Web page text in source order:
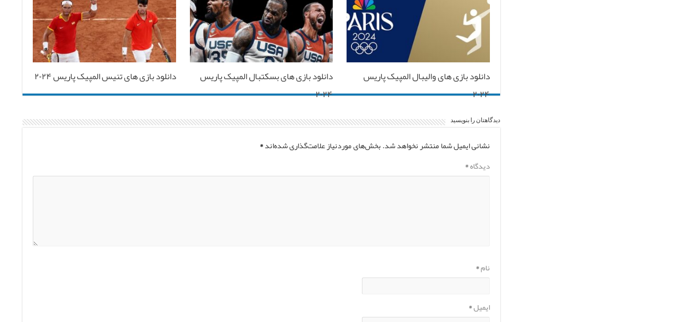
دانلود بازی های والیبال المپیک پاریس
۲۰۲۴
دانلود بازی های بسکتبال المپیک پاریس
۲۰۲۴
دانلود بازی های تنیس المپیک پاریس ۲۰۲۴
دیدگاهتان را بنویسید
نشانی ایمیل شما منتشر نخواهد شد.بخش‌های موردنیاز علامت‌گذاری شده‌اند*
دیدگاه*
نام*
ایمیل*